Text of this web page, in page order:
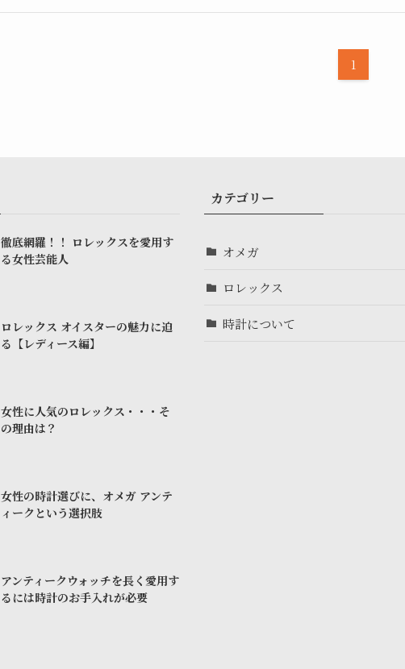
1
徹底網羅！！ ロレックスを愛用す
る女性芸能人
ロレックス オイスターの魅力に迫
る【レディース編】
女性に人気のロレックス・・・そ
の理由は？
女性の時計選びに、オメガ アンテ
ィークという選択肢
アンティークウォッチを長く愛用す
るには時計のお手入れが必要
カテゴリー
オメガ
ロレックス
時計について